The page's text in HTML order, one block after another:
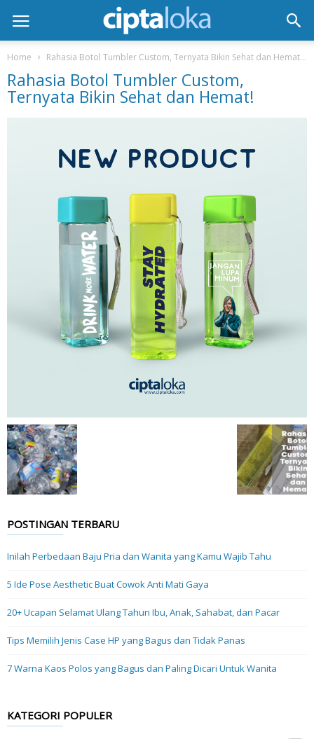
Home Rahasia Botol Tumbler Custom, Ternyata Bikin Sehat dan Hemat!
Rahasia Botol Tumbler Custom,
Ternyata Bikin Sehat dan Hemat!
POSTINGAN TERBARU
Inilah Perbedaan Baju Pria dan Wanita yang Kamu Wajib Tahu
5 Ide Pose Aesthetic Buat Cowok Anti Mati Gaya
20+ Ucapan Selamat Ulang Tahun Ibu, Anak, Sahabat, dan Pacar
Tips Memilih Jenis Case HP yang Bagus dan Tidak Panas
7 Warna Kaos Polos yang Bagus dan Paling Dicari Untuk Wanita
KATEGORI POPULER